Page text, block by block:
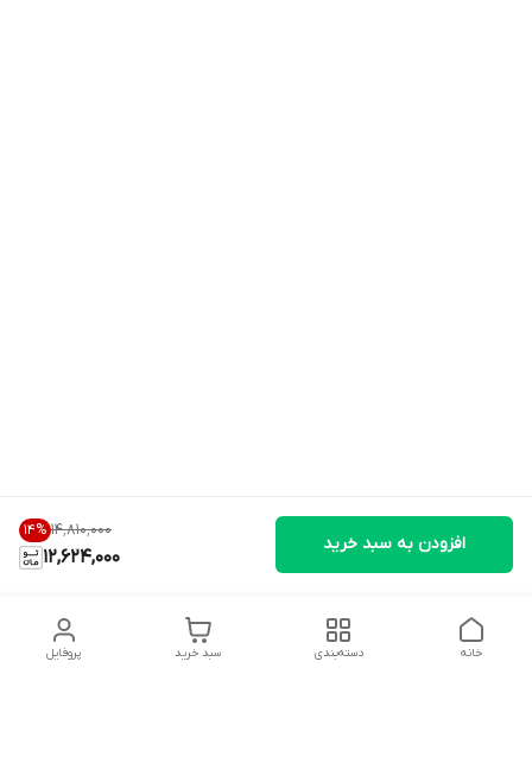
۱۴٬۸۱۰٬۰۰۰ 14%
12,624,000
افزودن به سبد خرید
پروفایل سبد خرید دسته‌بندی خانه